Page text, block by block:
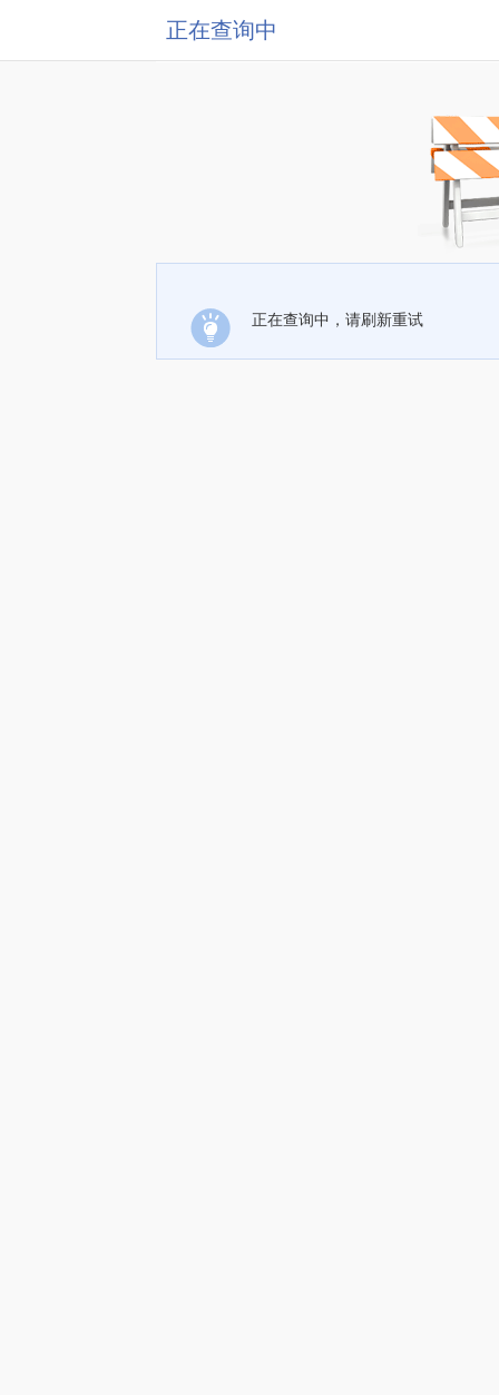
正在查询中
正在查询中，请刷新重试